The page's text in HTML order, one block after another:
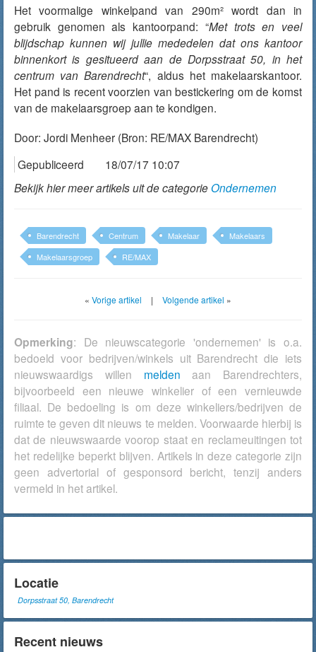
Het voormalige winkelpand van 290m² wordt dan in
gebruik genomen als kantoorpand: “Met trots en veel
blijdschap kunnen wij jullie mededelen dat ons kantoor
binnenkort is gesitueerd aan de Dorpsstraat 50, in het
centrum van Barendrecht“, aldus het makelaarskantoor.
Het pand is recent voorzien van bestickering om de komst
van de makelaarsgroep aan te kondigen.
Door: Jordi Menheer (Bron: RE/MAX Barendrecht)
Gepubliceerd
18/07/17 10:07
Bekijk hier meer artikels uit de categorieOndernemen
Barendrecht Centrum Makelaar
Makelaars
Makelaarsgroep
RE/MAX
« Vorige artikel | Volgende artikel »
Opmerking: De nieuwscategorie 'ondernemen' is o.a.
bedoeld voor bedrijven/winkels uit Barendrecht die iets
nieuwswaardigs willen melden aan Barendrechters,
bijvoorbeeld een nieuwe winkelier of een vernieuwde
filiaal. De bedoeling is om deze winkeliers/bedrijven de
ruimte te geven dit nieuws te melden. Voorwaarde hierbij is
dat de nieuwswaarde voorop staat en reclameuitingen tot
het redelijke beperkt blijven. Artikels in deze categorie zijn
geen advertorial of gesponsord bericht, tenzij anders
vermeld in het artikel.
Locatie
Dorpsstraat 50, Barendrecht
Recent nieuws